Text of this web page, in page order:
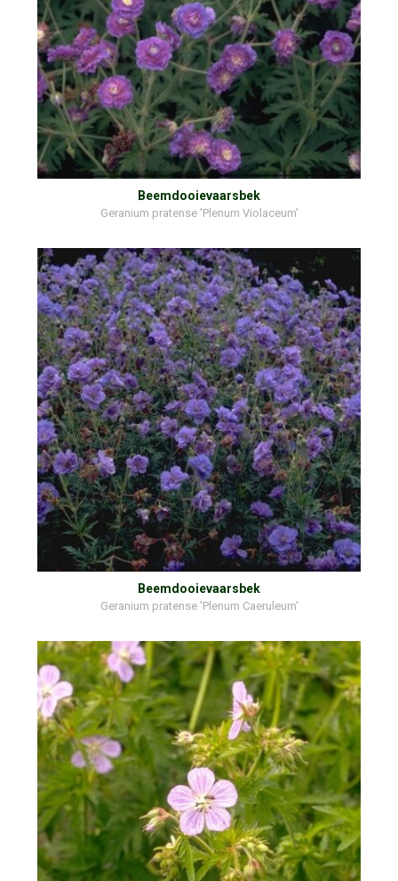
Beemdooievaarsbek
Geranium pratense 'Plenum Violaceum'
Beemdooievaarsbek
Geranium pratense 'Plenum Caeruleum'